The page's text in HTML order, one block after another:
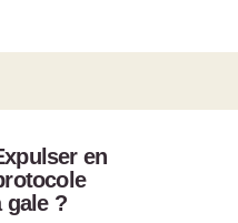
en
gale ?